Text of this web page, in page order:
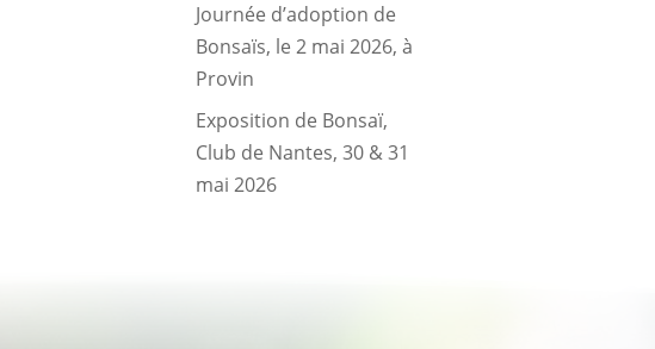
Journée d’adoption de
Bonsaïs, le 2 mai 2026, à
Provin
Exposition de Bonsaï,
Club de Nantes, 30 & 31
mai 2026